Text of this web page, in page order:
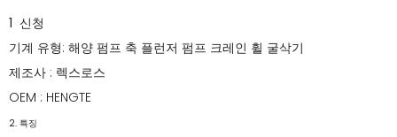
1 신청
기계 유형: 해양 펌프 축 플런저 펌프 크레인 휠 굴삭기
제조사 : 렉스로스
OEM : HENGTE
2. 특징